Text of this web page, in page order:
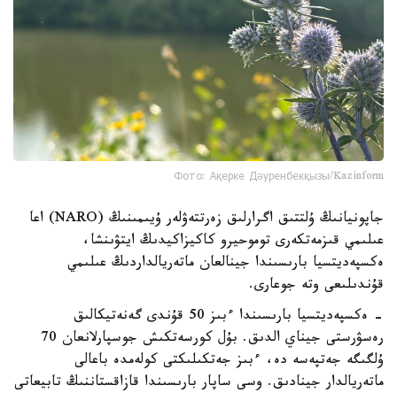
Фото: Ақерке Дәуренбекқызы/Kazinform
جاپونيانىڭ ۇلتتىق اگرارلىق زەرتتەۋلەر ۇيىمىنىڭ (NARO) اعا
عىلىمي قىزمەتكەرى توموحيرو كاكيزاكيدىڭ ايتۋىنشا،
ەكسپەديتسيا بارىسىندا جينالعان ماتەريالداردىڭ عىلىمي
قۇندىلىعى وتە جوعارى.
- ەكسپەديتسيا بارىسىندا ءبىز 50 قۇندى گەنەتيكالىق
رەسۋرستى جيناي الدىق. بۇل كورسەتكىش جوسپارلانعان 70
ۇلگىگە جەتپەسە دە، ءبىز جەتكىلىكتى كولەمدە باعالى
ماتەريالدار جينادىق. وسى ساپار بارىسىندا قازاقستاننىڭ تابيعاتى